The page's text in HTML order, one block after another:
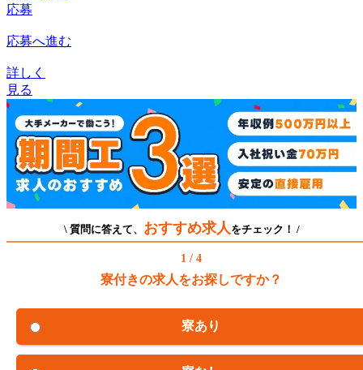
応募
応募へ進む
詳しく
見る
\ 質問に答えて、 おすすめ求人 をチェック！ /
1 / 4
寮付きの求人をお探しですか？
寮あり